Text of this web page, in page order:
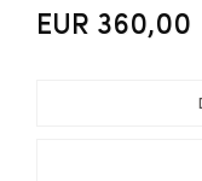
EUR 360,00